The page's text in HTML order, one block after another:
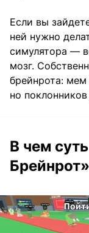
Если вы
ней нужно
симулятора —
мозг.
брейнрота: мем
но поклонников
В чем
Брейнрот»